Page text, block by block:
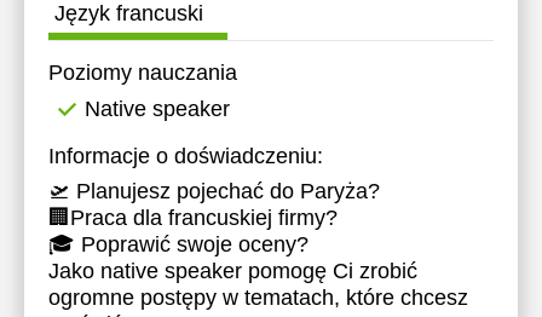
Język francuski
Poziomy nauczania
Native speaker
Informacje o doświadczeniu:
🛫 Planujesz pojechać do Paryża?
🏢Praca dla francuskiej firmy?
🎓 Poprawić swoje oceny?
Jako native speaker pomogę Ci zrobić
ogromne postępy w tematach, które chcesz
15:00
15:30
16:00
16:30
17:00
17:30
18:00
15:00
15:30
16:00
16:30
17:00
17:30
18:00